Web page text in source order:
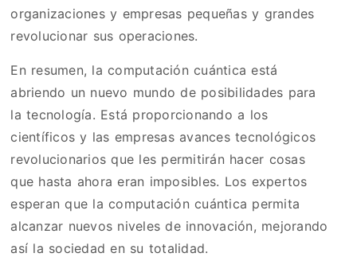
organizaciones y empresas pequeñas y grandes
revolucionar sus operaciones.
En resumen, la computación cuántica está
abriendo un nuevo mundo de posibilidades para
la tecnología. Está proporcionando a los
científicos y las empresas avances tecnológicos
revolucionarios que les permitirán hacer cosas
que hasta ahora eran imposibles. Los expertos
esperan que la computación cuántica permita
alcanzar nuevos niveles de innovación, mejorando
así la sociedad en su totalidad.